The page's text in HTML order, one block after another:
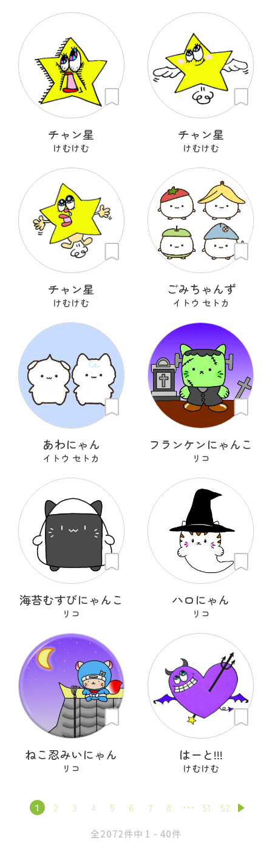
チャン星
けむけむ
チャン星
けむけむ
チャン星
けむけむ
ごみちゃんず
イトウ セトカ
あわにゃん
イトウ セトカ
フランケンにゃんこ
リコ
海苔むすびにゃんこ
リコ
ハロにゃん
リコ
ねこ忍みいにゃん
リコ
はーと!!!
けむけむ
1 2 3 4 5 6 7 8 51 52
全2072件中 1 - 40件